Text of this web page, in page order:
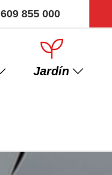
609 855 000
Jardín